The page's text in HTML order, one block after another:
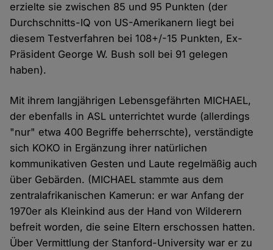
erzielte sie zwischen 85 und 95 Punkten (der
Durchschnitts-IQ von US-Amerikanern liegt bei
diesem Testverfahren bei 108+/-15 Punkten, Ex-
Präsident George W. Bush soll bei 91 gelegen
haben).
Mit ihrem langjährigen Lebensgefährten MICHAEL,
der ebenfalls in ASL unterrichtet wurde (allerdings
"nur" etwa 400 Begriffe beherrschte), verständigte
sich KOKO in Ergänzung ihrer natürlichen
kommunikativen Gesten und Laute regelmäßig auch
über Gebärden. (MICHAEL stammte aus dem
zentralafrikanischen Kamerun: er war Anfang der
1970er als Kleinkind aus der Hand von Wilderern
befreit worden, die seine Eltern erschossen hatten.
Über Vermittlung der Stanford-University war er zu